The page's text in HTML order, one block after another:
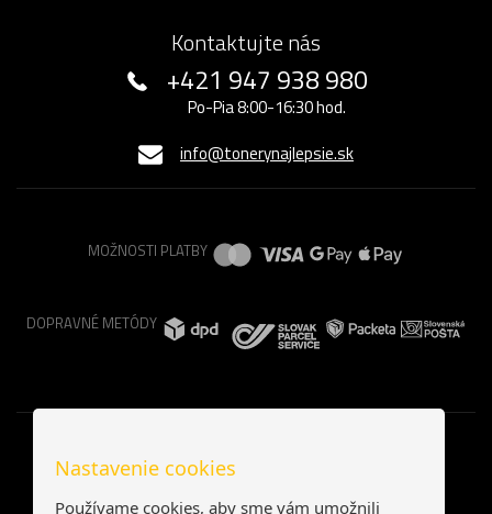
Kontaktujte nás
+421 947 938 980
Po-Pia 8:00-16:30 hod.
info@tonerynajlepsie.sk
MOŽNOSTI PLATBY
DOPRAVNÉ METÓDY
Nastavenie cookies
Používame cookies, aby sme vám umožnili